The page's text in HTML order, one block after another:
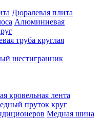
Дюралевая плита
Алюминиевая
труба круглая
шестигранник
кровельная лента
пруток круг
Медная шина